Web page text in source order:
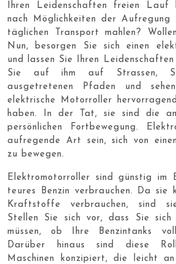
Ihren Leidenschaften freien Lauf
nach Möglichkeiten der Aufregung
täglichen Transport mahlen?
Nun, besorgen Sie sich einen
und lassen Sie Ihren
Sie auf ihm auf Strassen,
ausgetretenen Pfaden und
elektrische Motorroller
haben. In der Tat, sie sind die
persönlichen Fortbewegung.
aufregende Art sein, sich von
zu bewegen.
Elektromotorroller sind günstig im
teures Benzin verbrauchen. Da sie
Kraftstoffe verbrauchen, sind
Stellen Sie sich vor, dass Sie sich
müssen, ob Ihre Benzintanks
Darüber hinaus sind diese
Maschinen konzipiert, die leicht